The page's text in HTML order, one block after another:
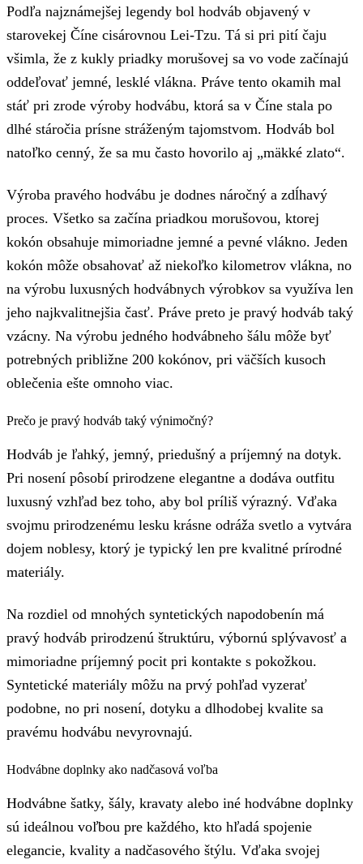
Podľa najznámejšej legendy bol hodváb objavený v
starovekej Číne cisárovnou Lei-Tzu. Tá si pri pití čaju
všimla, že z kukly priadky morušovej sa vo vode začínajú
oddeľovať jemné, lesklé vlákna. Práve tento okamih mal
stáť pri zrode výroby hodvábu, ktorá sa v Číne stala po
dlhé stáročia prísne stráženým tajomstvom. Hodváb bol
natoľko cenný, že sa mu často hovorilo aj „mäkké zlato“.
Výroba pravého hodvábu je dodnes náročný a zdĺhavý
proces. Všetko sa začína priadkou morušovou, ktorej
kokón obsahuje mimoriadne jemné a pevné vlákno. Jeden
kokón môže obsahovať až niekoľko kilometrov vlákna, no
na výrobu luxusných hodvábnych výrobkov sa využíva len
jeho najkvalitnejšia časť. Práve preto je pravý hodváb taký
vzácny. Na výrobu jedného hodvábneho šálu môže byť
potrebných približne 200 kokónov, pri väčších kusoch
oblečenia ešte omnoho viac.
Prečo je pravý hodváb taký výnimočný?
Hodváb je ľahký, jemný, priedušný a príjemný na dotyk.
Pri nosení pôsobí prirodzene elegantne a dodáva outfitu
luxusný vzhľad bez toho, aby bol príliš výrazný. Vďaka
svojmu prirodzenému lesku krásne odráža svetlo a vytvára
dojem noblesy, ktorý je typický len pre kvalitné prírodné
materiály.
Na rozdiel od mnohých syntetických napodobenín má
pravý hodváb prirodzenú štruktúru, výbornú splývavosť a
mimoriadne príjemný pocit pri kontakte s pokožkou.
Syntetické materiály môžu na prvý pohľad vyzerať
podobne, no pri nosení, dotyku a dlhodobej kvalite sa
pravému hodvábu nevyrovnajú.
Hodvábne doplnky ako nadčasová voľba
Hodvábne šatky, šály, kravaty alebo iné hodvábne doplnky
sú ideálnou voľbou pre každého, kto hľadá spojenie
elegancie, kvality a nadčasového štýlu. Vďaka svojej